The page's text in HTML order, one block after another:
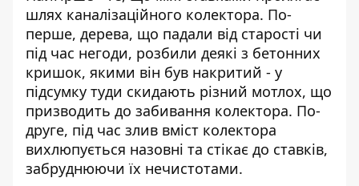
шлях каналізаційного колектора. По-
перше, дерева, що падали від старості чи
під час негоди, розбили деякі з бетонних
кришок, якими він був накритий - у
підсумку туди скидають різний мотлох, що
призводить до забивання колектора. По-
друге, під час злив вміст колектора
вихлюпується назовні та стікає до ставків,
забруднюючи їх нечистотами.